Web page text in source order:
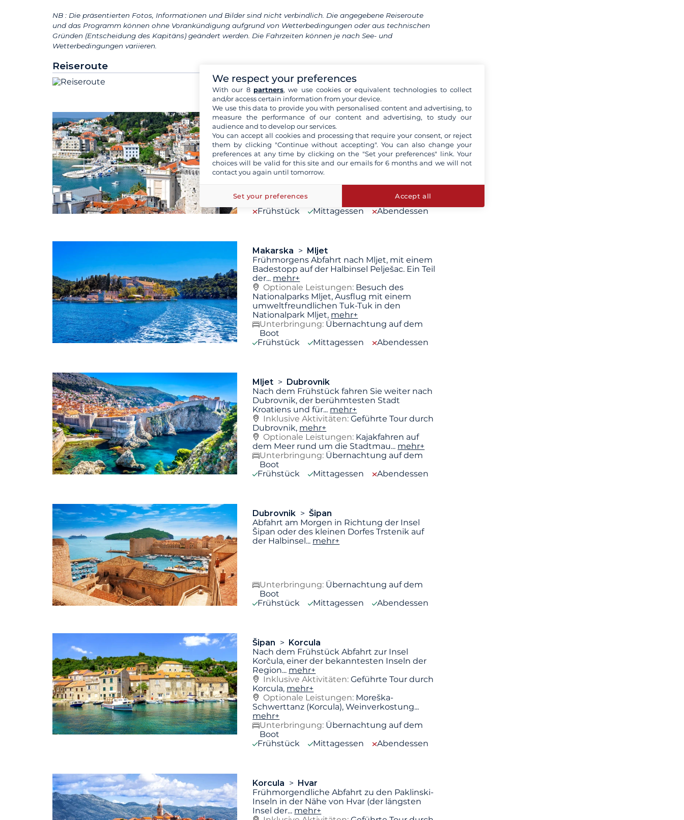
NB : Die präsentierten Fotos, Informationen und Bilder sind nicht verbindlich. Die angegebene Reiseroute
und das Programm können ohne Vorankündigung aufgrund von Wetterbedingungen oder aus technischen
Gründen (Entscheidung des Kapitäns) geändert werden. Die Fahrzeiten können je nach See- und
Wetterbedingungen variieren.
Reiseroute
Split
Makarska
Um 13 Uhr Abfahrt vom Hafen Split in
Richtung Süden nach Makarska
(Spätankömmlinge können in ... mehr+
Unterbringung:
Übernachtung auf dem
Boot
Frühstück
Mittagessen Abendessen
Makarska
Mljet
Frühmorgens Abfahrt nach Mljet, mit einem
Badestopp auf der Halbinsel Pelješac. Ein Teil
der... mehr+
Optionale Leistungen: Besuch des
Nationalparks Mljet, Ausflug mit einem
umweltfreundlichen Tuk-Tuk in den
Nationalpark Mljet, mehr+
Unterbringung: Übernachtung auf dem
Boot
Frühstück
Mittagessen Abendessen
Mljet
Dubrovnik
Nach dem Frühstück fahren Sie weiter nach
Dubrovnik, der berühmtesten Stadt
Kroatiens und für... mehr+
Inklusive Aktivitäten:Geführte Tour durch
Dubrovnik, mehr+
Optionale Leistungen: Kajakfahren auf
dem Meer rund um die Stadtmau... mehr+
Unterbringung: Übernachtung auf dem
Boot
Frühstück
Mittagessen Abendessen
Dubrovnik
Šipan
Abfahrt am Morgen in Richtung der Insel
Šipan oder des kleinen Dorfes Trstenik auf
der Halbinsel... mehr+
Unterbringung: Übernachtung auf dem
Boot
Frühstück
Mittagessen Abendessen
Šipan
Korcula
Nach dem Frühstück Abfahrt zur Insel
Korčula, einer der bekanntesten Inseln der
Region... mehr+
Inklusive Aktivitäten:Geführte Tour durch
Korcula, mehr+
Optionale Leistungen: Moreška-
Schwerttanz (Korcula), Weinverkostung...
mehr+
Unterbringung: Übernachtung auf dem
Boot
Frühstück
Mittagessen Abendessen
Korcula
Hvar
Frühmorgendliche Abfahrt zu den Paklinski-
Inseln in der Nähe von Hvar (der längsten
Insel der... mehr+
We respect your preferences
With our 8 partners, we use cookies or equivalent technologies to collect
and/or access certain information from your device.
We use this data to provide you with personalised content and advertising, to
measure the performance of our content and advertising, to study our
audience and to develop our services.
You can accept all cookies and processing that require your consent, or reject
them by clicking "Continue without accepting". You can also change your
preferences at any time by clicking on the "Set your preferences" link. Your
choices will be valid for this site and our emails for 6 months and we will not
contact you again until tomorrow.
Set your preferences Accept all